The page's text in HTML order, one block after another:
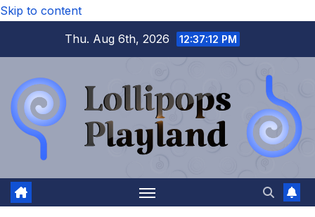
Skip to content
Thu. Aug 6th, 2026
12:37:13 PM